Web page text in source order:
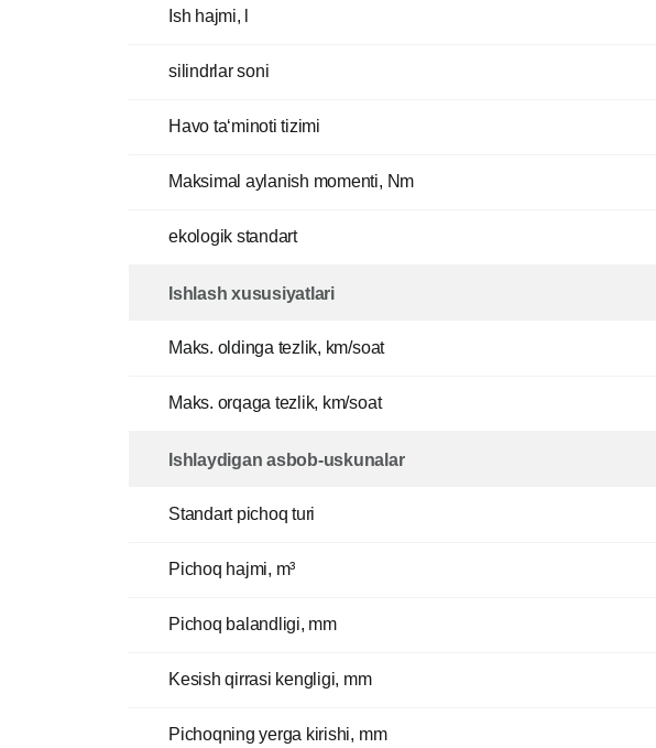
Ish hajmi, l
silindrlar soni
Havo ta‘minoti tizimi
Maksimal aylanish momenti, Nm
ekologik standart
Ishlash xususiyatlari
Maks. oldinga tezlik, km/soat
Maks. orqaga tezlik, km/soat
Ishlaydigan asbob-uskunalar
Standart pichoq turi
Pichoq hajmi, m³
Pichoq balandligi, mm
Kesish qirrasi kengligi, mm
Pichoqning yerga kirishi, mm